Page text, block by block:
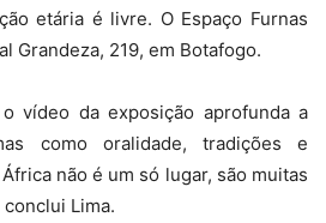
etária é livre. O Espaço Furnas
Grandeza, 219, em Botafogo.
vídeo da exposição aprofunda a
como oralidade, tradições e
não é um só lugar, são muitas
Lima.